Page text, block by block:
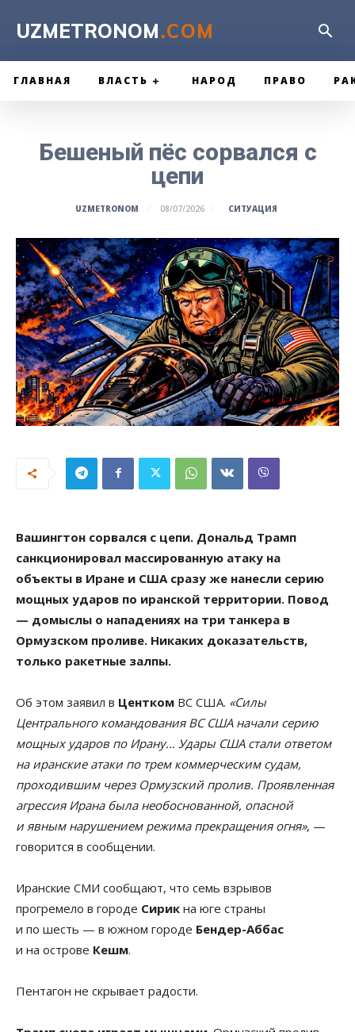
UZMETRONOM.COM
ГЛАВНАЯ ВЛАСТЬ НАРОД ПРАВО
Бешеный пёс сорвался с
цепи
UZMETRONOM 08/07/2026 СИТУАЦИЯ
Вашингтон сорвался с цепи. Дональд Трамп
санкционировал массированную атаку на
объекты в Иране и США сразу же нанесли серию
мощных ударов по иранской территории. Повод
— домыслы о нападениях на три танкера в
Ормузском проливе. Никаких доказательств,
только ракетные залпы.
Об этом заявил в Центком ВС США. «Силы
Центрального командования ВС США начали серию
мощных ударов по Ирану… Удары США стали ответом
на иранские атаки по трем коммерческим судам,
проходившим через Ормузский пролив. Проявленная
агрессия Ирана была необоснованной, опасной
и явным нарушением режима прекращения огня», —
говорится в сообщении.
Иранские СМИ сообщают, что семь взрывов
прогремело в городе Сирик на юге страны
и по шесть — в южном городе Бендер-Аббас
и на острове Кешм.
Пентагон не скрывает радости.